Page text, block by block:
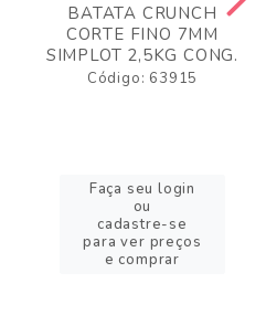
BATATA CRUNCH
CORTE FINO 7MM
SIMPLOT 2,5KG CONG.
Código: 63915
Faça seu login
ou
cadastre-se
para ver preços
e comprar